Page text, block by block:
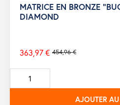
MATRICE EN BRONZE
DIAMOND
Prix
de
base
454,96 €
363,97 €
AJOUTER AU